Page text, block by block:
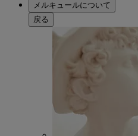
メルキュールについて
戻る